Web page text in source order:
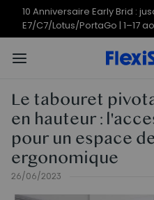
10 Anniversaire Early Brid :
E7/C7/Lotus/PortaGo | 1–17
Le tabouret
en hauteur :
pour un espace
ergonomique
26/06/2023